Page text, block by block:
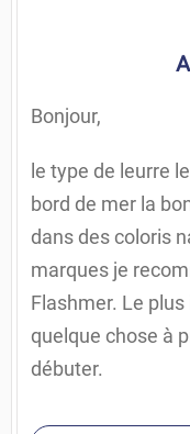
Bonjour,
le type de leurre
bord de mer la
dans des coloris
marques je
Flashmer. Le
quelque chose à
débuter.